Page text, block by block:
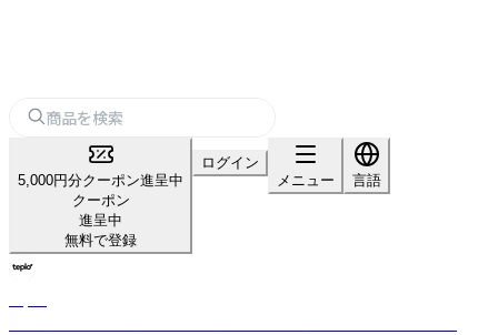
5,000円分クーポン進呈中
クーポン
進呈中
無料で登録
ログイン
メニュー
言語